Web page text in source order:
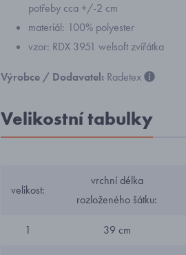
potřeby cca +/-2 cm
materiál: 100% polyester
vzor: RDX 3951 welsoft zvířátka
Výrobce / Dodavatel: Radetex
Velikostní tabulky
velikost:
vrchní délka
rozloženého šátku:
1 39 cm